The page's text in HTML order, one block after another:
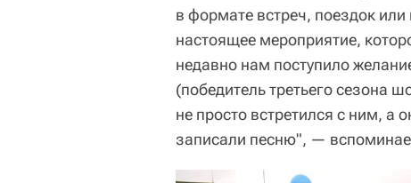
в формате встреч, поездок
настоящее мероприятие,
недавно нам поступило
(победитель третьего сезона
не просто встретился с ним, а
записали песню", —